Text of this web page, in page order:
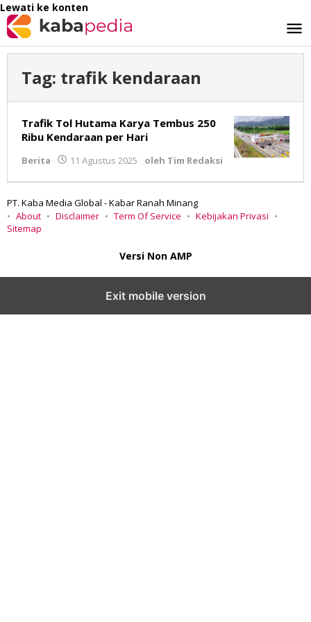
Lewati ke konten
Tag: trafik kendaraan
Trafik Tol Hutama Karya Tembus 250
Ribu Kendaraan per Hari
Berita 11 Agustus 2025 oleh Tim Redaksi
PT. Kaba Media Global - Kabar Ranah Minang
About
Disclaimer Term Of Service
Kebijakan Privasi
Sitemap
Versi Non AMP
Exit mobile version